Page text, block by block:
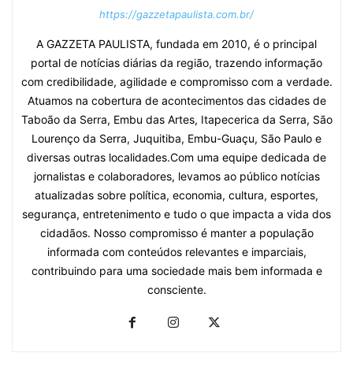
https://gazzetapaulista.com.br/
A GAZZETA PAULISTA, fundada em 2010, é o principal
portal de notícias diárias da região, trazendo informação
com credibilidade, agilidade e compromisso com a verdade.
Atuamos na cobertura de acontecimentos das cidades de
Taboão da Serra, Embu das Artes, Itapecerica da Serra, São
Lourenço da Serra, Juquitiba, Embu-Guaçu, São Paulo e
diversas outras localidades.Com uma equipe dedicada de
jornalistas e colaboradores, levamos ao público notícias
atualizadas sobre política, economia, cultura, esportes,
segurança, entretenimento e tudo o que impacta a vida dos
cidadãos. Nosso compromisso é manter a população
informada com conteúdos relevantes e imparciais,
contribuindo para uma sociedade mais bem informada e
consciente.